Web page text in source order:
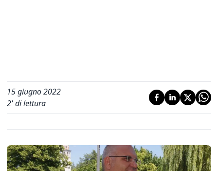
15 giugno 2022
2' di lettura